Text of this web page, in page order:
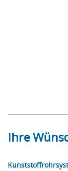
Ihre